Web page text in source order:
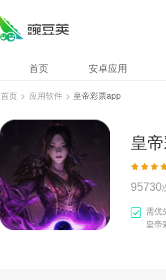
首页 安卓应用
首页 > 应用软件 > 皇帝彩票app
皇
95730
需优
皇帝